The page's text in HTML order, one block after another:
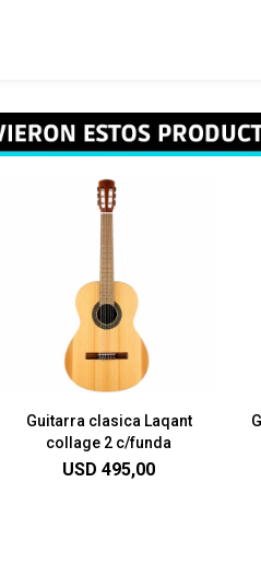
Guitarra clasica Laqant
collage 2 c/funda
USD 495,00